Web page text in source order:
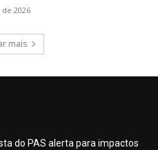
2026
mais
do PAS alerta para impactos